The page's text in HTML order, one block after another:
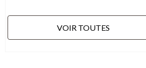
VOIR TOUTES